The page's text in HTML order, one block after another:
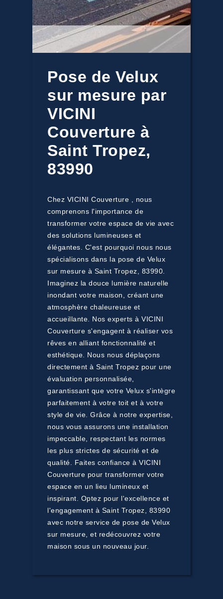
Pose de Velux
sur mesure par
VICINI
Couverture à
Saint Tropez,
83990
Chez VICINI Couverture , nous
comprenons l'importance de
transformer votre espace de vie avec
des solutions lumineuses et
élégantes. C'est pourquoi nous nous
spécialisons dans la pose de Velux
sur mesure à Saint Tropez, 83990.
Imaginez la douce lumière naturelle
inondant votre maison, créant une
atmosphère chaleureuse et
accueillante. Nos experts à VICINI
Couverture s'engagent à réaliser vos
rêves en alliant fonctionnalité et
esthétique. Nous nous déplaçons
directement à Saint Tropez pour une
évaluation personnalisée,
garantissant que votre Velux s'intègre
parfaitement à votre toit et à votre
style de vie. Grâce à notre expertise,
nous vous assurons une installation
impeccable, respectant les normes
les plus strictes de sécurité et de
qualité. Faites confiance à VICINI
Couverture pour transformer votre
espace en un lieu lumineux et
inspirant. Optez pour l'excellence et
l'engagement à Saint Tropez, 83990
avec notre service de pose de Velux
sur mesure, et redécouvrez votre
maison sous un nouveau jour.